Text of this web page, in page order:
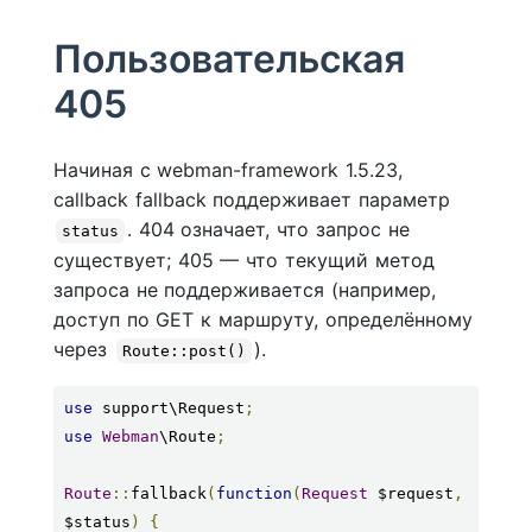
Пользовательская
405
Начиная с webman-framework 1.5.23,
callback fallback поддерживает параметр
status . 404 означает, что запрос не
существует; 405 — что текущий метод
запроса не поддерживается (например,
доступ по GET к маршруту, определённому
через
Route::post() ).
use support\Request ;
use Webman\Route ;
Route :: fallback ( function ( Request $request ,
$status ) {